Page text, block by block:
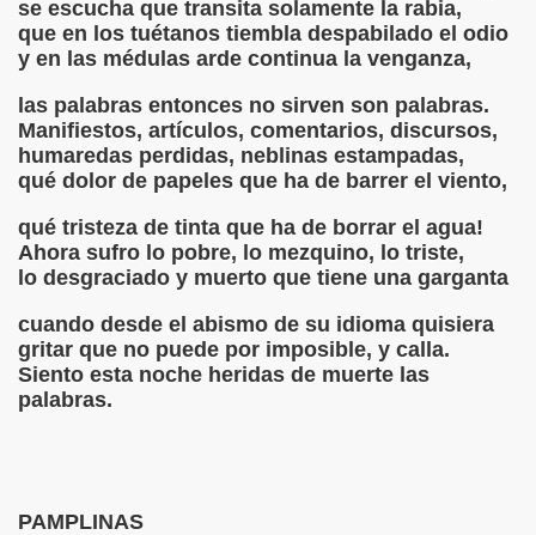
se escucha que transita solamente la rabia,
que en los tuétanos tiembla despabilado el odio
y en las médulas arde continua la venganza,
las palabras entonces no sirven son palabras.
Manifiestos, artículos, comentarios, discursos,
humaredas perdidas, neblinas estampadas,
qué dolor de papeles que ha de barrer el viento,
qué tristeza de tinta que ha de borrar el agua!
Ahora sufro lo pobre, lo mezquino, lo triste,
lo desgraciado y muerto que tiene una garganta
cuando desde el abismo de su idioma quisiera
gritar que no puede por imposible, y calla.
Siento esta noche heridas de muerte las
palabras.
PAMPLINAS
DESPEDIDA